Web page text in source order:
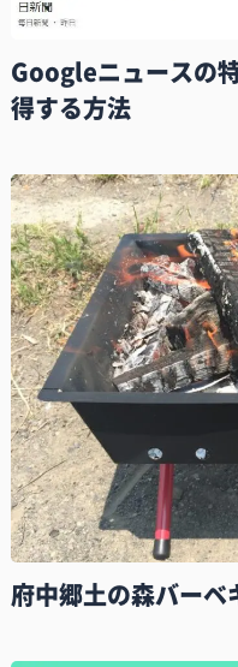
Googleニュースの
得する方法
府中郷土の森バーベ